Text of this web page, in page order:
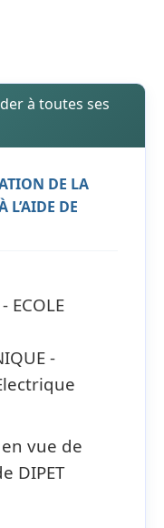
à toutes ses
DE LA
L’AIDE DE
ECOLE
-
vue de
DIPET